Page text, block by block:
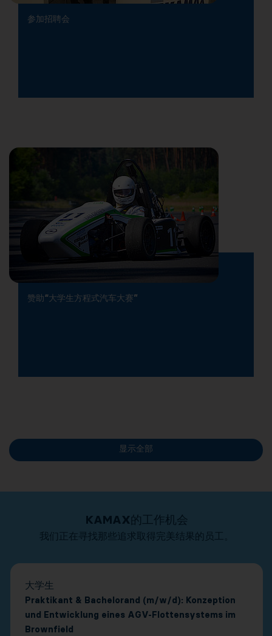
参加招聘会
赞助“大学生方程式汽车大赛”
显示全部
KAMAX的工作机会
我们正在寻找那些追求取得完美结果的员工。
大学生
Praktikant & Bachelorand (m/w/d): Konzeption
und Entwicklung eines AGV-Flottensystems im
Brownfield